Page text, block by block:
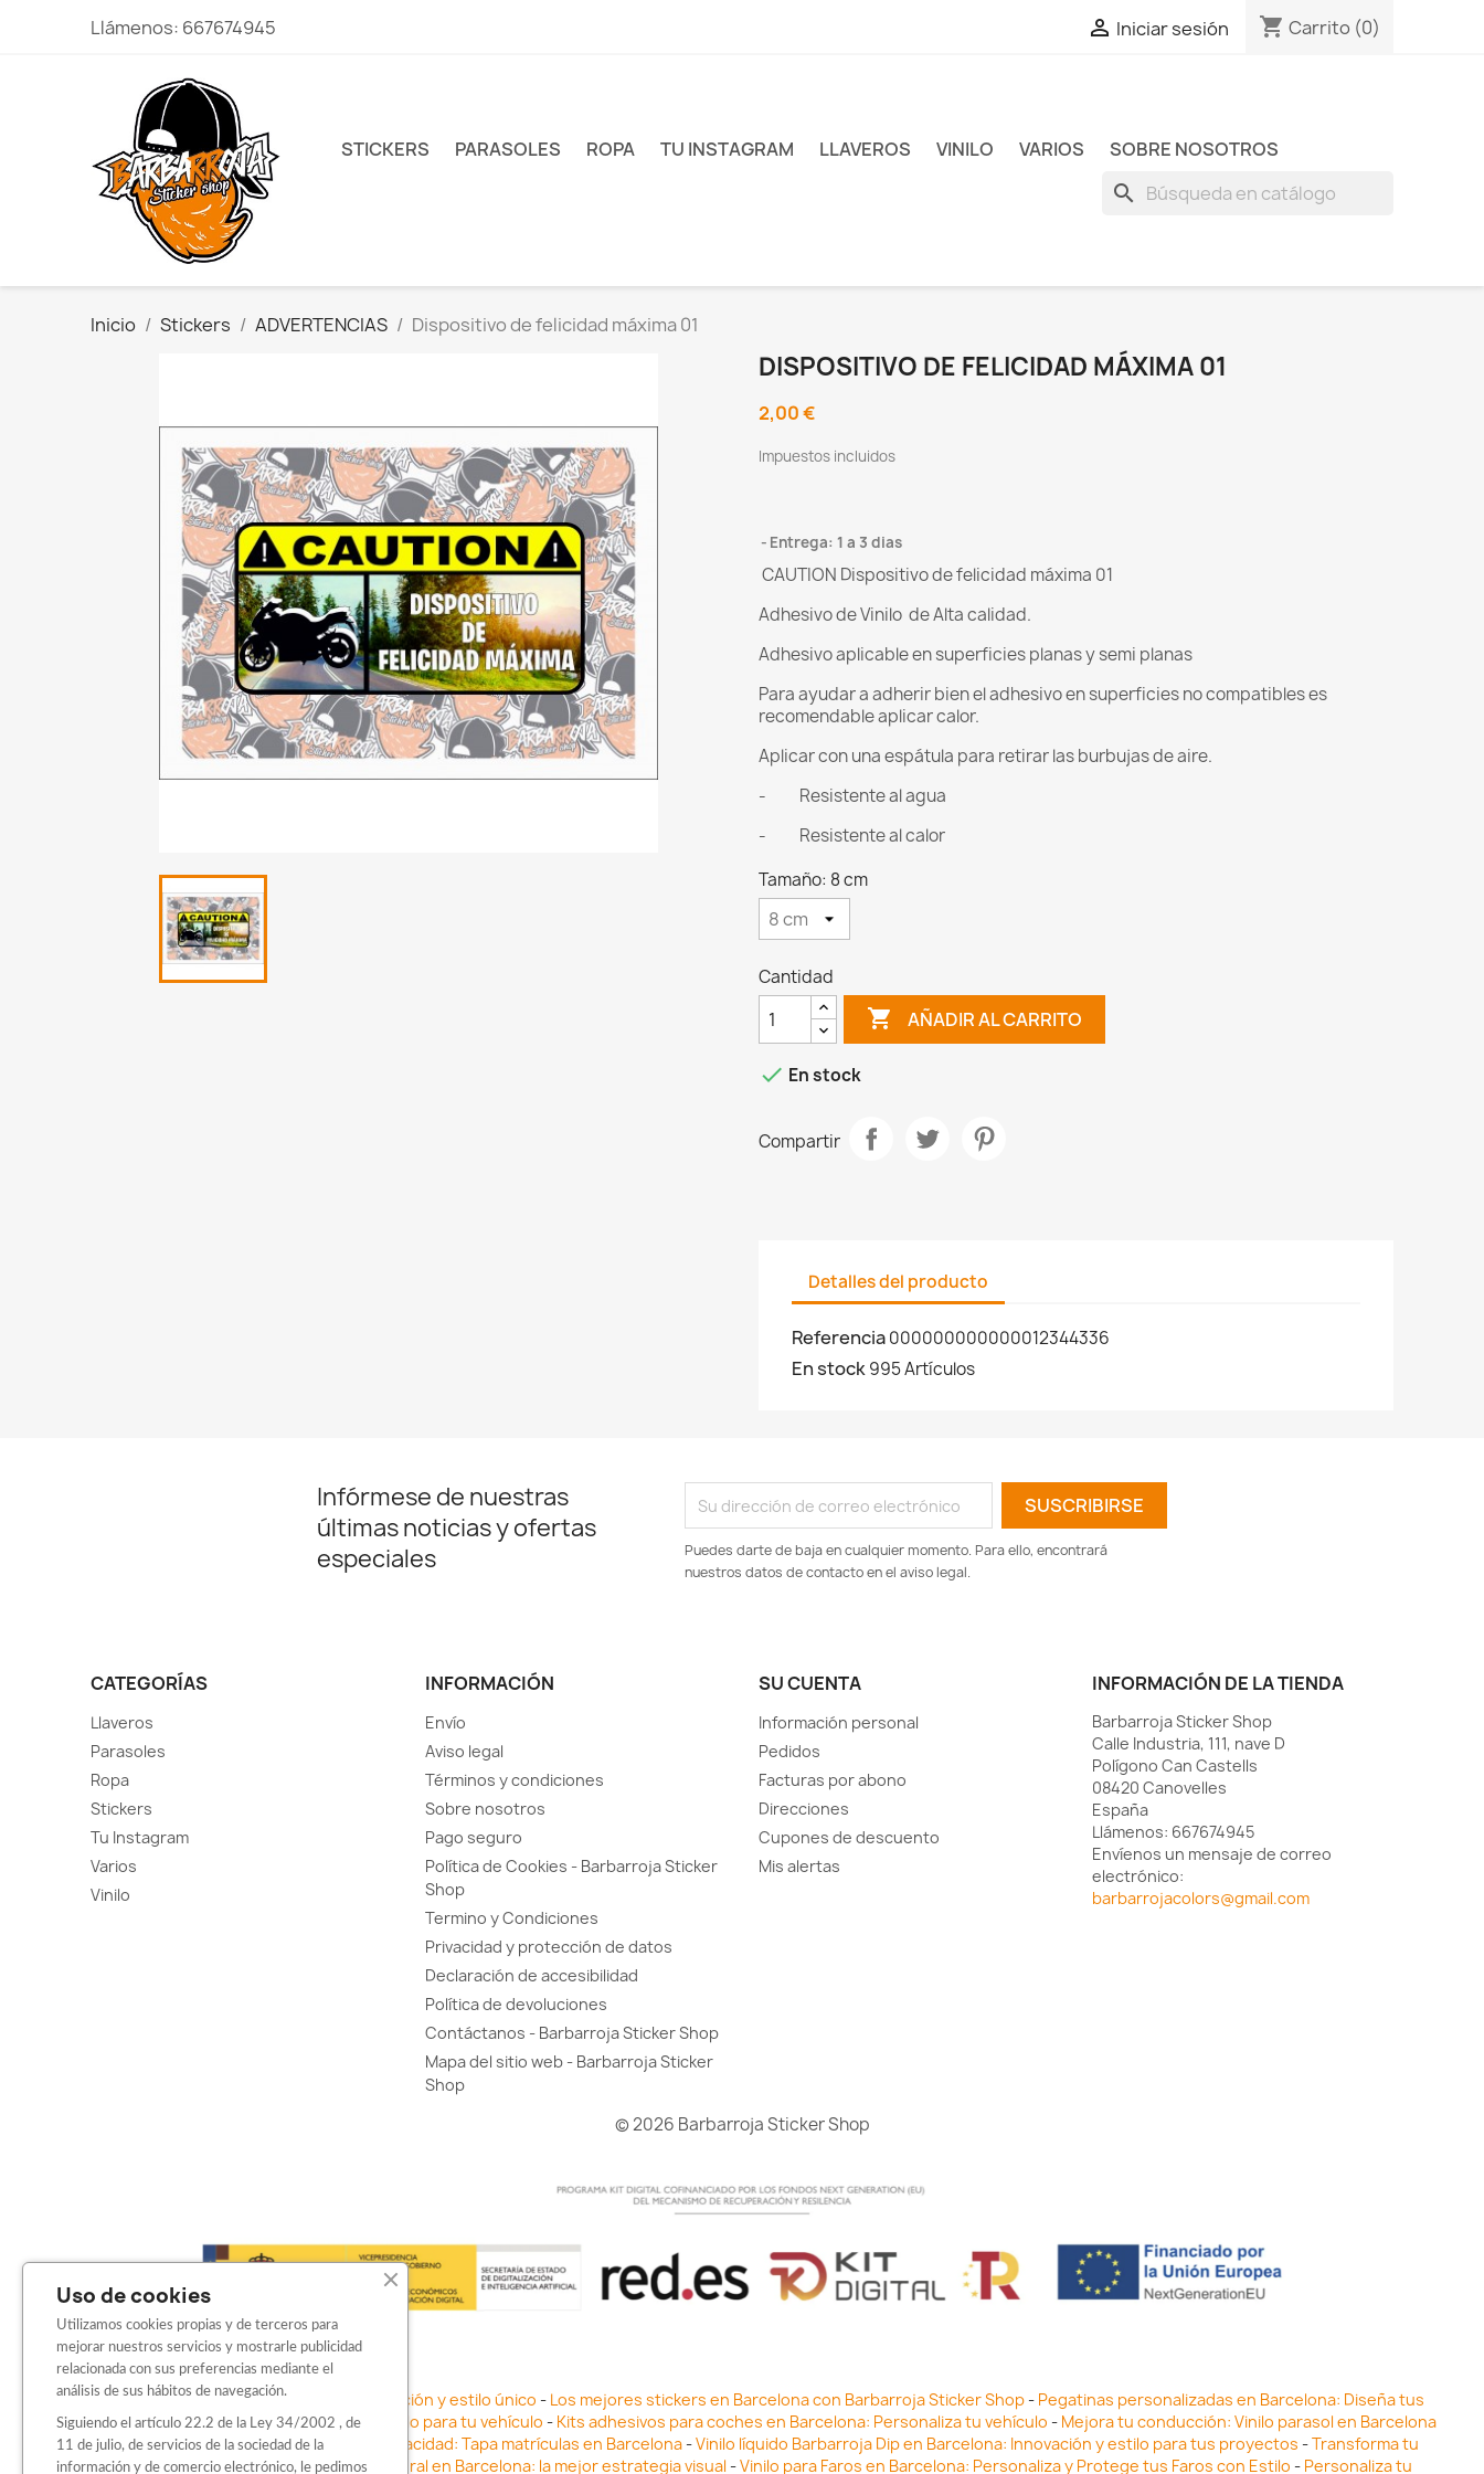
Llámenos: 667674945  Iniciar sesión shopping_cart Carrito (0)
STICKERS PARASOLES ROPA TU INSTAGRAM LLAVEROS VINILO VARIOS SOBRE NOSOTROS
search
Inicio Stickers ADVERTENCIAS Dispositivo de felicidad máxima 01
DISPOSITIVO DE FELICIDAD MÁXIMA 01
2,00 €
Impuestos incluidos
Entrega: 1 a 3 dias
CAUTION Dispositivo de felicidad máxima 01
Adhesivo de Vinilo de Alta calidad.
Adhesivo aplicable en superficies planas y semi planas
Para ayudar a adherir bien el adhesivo en superficies no compatibles es
recomendable aplicar calor.
Aplicar con una espátula para retirar las burbujas de aire.
- Resistente al agua
- Resistente al calor
Tamaño: 8 cm
Cantidad
 AÑADIR AL CARRITO
 En stock
Compartir
Detalles del producto
Referencia000000000000012344336
En stock995 Artículos
Infórmese de nuestras
últimas noticias y ofertas
especiales
Puedes darte de baja en cualquier momento. Para ello, encontrará
nuestros datos de contacto en el aviso legal.
CATEGORÍAS
Llaveros
Parasoles
Ropa
Stickers
Tu Instagram
Varios
Vinilo
INFORMACIÓN
Envío
Aviso legal
Términos y condiciones
Sobre nosotros
Pago seguro
Política de Cookies - Barbarroja Sticker
Shop
Termino y Condiciones
Privacidad y protección de datos
Declaración de accesibilidad
Política de devoluciones
Contáctanos - Barbarroja Sticker Shop
Mapa del sitio web - Barbarroja Sticker
Shop
SU CUENTA
Información personal
Pedidos
Facturas por abono
Direcciones
Cupones de descuento
Mis alertas
INFORMACIÓN DE LA TIENDA
Barbarroja Sticker Shop
Calle Industria, 111, nave D
Polígono Can Castells
08420 Canovelles
España
Llámenos: 667674945
Envíenos un mensaje de correo
electrónico:
barbarrojacolors@gmail.com
© 2026 Barbarroja Sticker Shop
Sticker para motos en Barcelona: Personalización y estilo único - Los mejores stickers en Barcelona con Barbarroja Sticker Shop- Pegatinas personalizadas en Barcelona: Diseña tus
adhesivos-Vinilo para coche en Barcelona: Estilo para tu vehículo - Kits adhesivos para coches en Barcelona: Personaliza tu vehículo - Mejora tu conducción: Vinilo parasol en Barcelona
con Barbarroja Sticker Shop-Protege tu privacidad: Tapa matrículas en Barcelona-Vinilo líquido Barbarroja Dip en Barcelona: Innovación y estilo para tus proyectos -Transforma tu
negocio con vinilos fundidos rotulación integral en Barcelona: la mejor estrategia visual -Vinilo para Faros en Barcelona: Personaliza y Protege tus Faros con Estilo - Personaliza tu
Uso de cookies
Utilizamos cookies propias y de terceros para
mejorar nuestros servicios y mostrarle publicidad
relacionada con sus preferencias mediante el
análisis de sus hábitos de navegación.
Siguiendo el artículo 22.2 de la Ley 34/2002 , de
11 de julio, de servicios de la sociedad de la
información y de comercio electrónico, le pedimos